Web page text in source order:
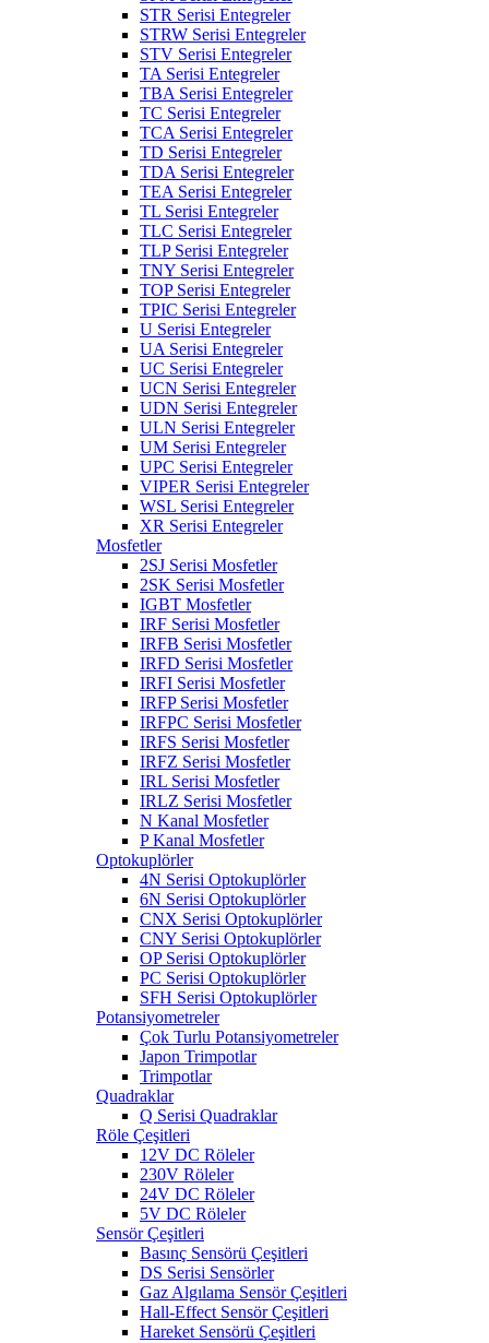
STR Serisi Entegreler
STRW Serisi Entegreler
STV Serisi Entegreler
TA Serisi Entegreler
TBA Serisi Entegreler
TC Serisi Entegreler
TCA Serisi Entegreler
TD Serisi Entegreler
TDA Serisi Entegreler
TEA Serisi Entegreler
TL Serisi Entegreler
TLC Serisi Entegreler
TLP Serisi Entegreler
TNY Serisi Entegreler
TOP Serisi Entegreler
TPIC Serisi Entegreler
U Serisi Entegreler
UA Serisi Entegreler
UC Serisi Entegreler
UCN Serisi Entegreler
UDN Serisi Entegreler
ULN Serisi Entegreler
UM Serisi Entegreler
UPC Serisi Entegreler
VIPER Serisi Entegreler
WSL Serisi Entegreler
XR Serisi Entegreler
Mosfetler
2SJ Serisi Mosfetler
2SK Serisi Mosfetler
IGBT Mosfetler
IRF Serisi Mosfetler
IRFB Serisi Mosfetler
IRFD Serisi Mosfetler
IRFI Serisi Mosfetler
IRFP Serisi Mosfetler
IRFPC Serisi Mosfetler
IRFS Serisi Mosfetler
IRFZ Serisi Mosfetler
IRL Serisi Mosfetler
IRLZ Serisi Mosfetler
N Kanal Mosfetler
P Kanal Mosfetler
Optokuplörler
4N Serisi Optokuplörler
6N Serisi Optokuplörler
CNX Serisi Optokuplörler
CNY Serisi Optokuplörler
OP Serisi Optokuplörler
PC Serisi Optokuplörler
SFH Serisi Optokuplörler
Potansiyometreler
Çok Turlu Potansiyometreler
Japon Trimpotlar
Trimpotlar
Quadraklar
Q Serisi Quadraklar
Röle Çeşitleri
12V DC Röleler
230V Röleler
24V DC Röleler
5V DC Röleler
Sensör Çeşitleri
Basınç Sensörü Çeşitleri
DS Serisi Sensörler
Gaz Algılama Sensör Çeşitleri
Hall-Effect Sensör Çeşitleri
Hareket Sensörü Çeşitleri